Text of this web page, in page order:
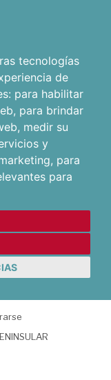
tecnologías
de
para habilitar
, para brindar
, medir su
y
, para
para